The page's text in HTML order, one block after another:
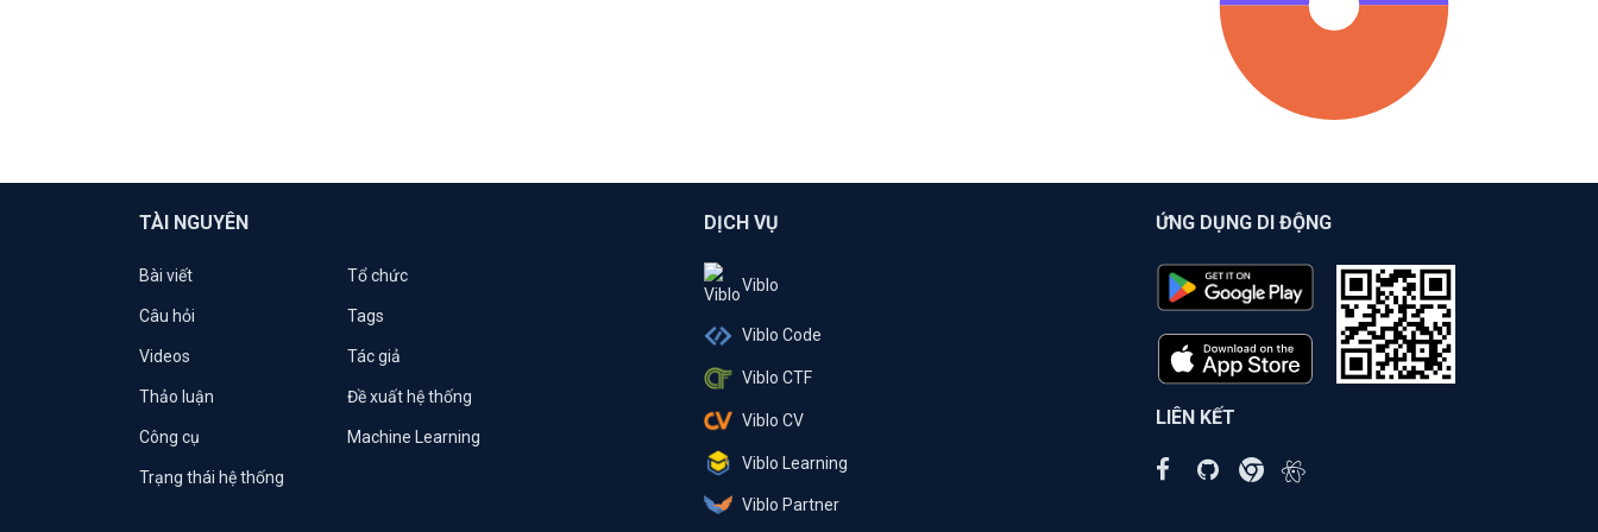
TÀI NGUYÊN
Bài viết Tổ chức
Câu hỏi Tags
Videos Tác giả
Thảo luận Đề xuất hệ thống
Công cụ Machine Learning
Trạng thái hệ thống
DỊCH VỤ
Viblo
Viblo Code
Viblo CTF
Viblo CV
Viblo Learning
Viblo Partner
ỨNG DỤNG DI ĐỘNG
LIÊN KẾT